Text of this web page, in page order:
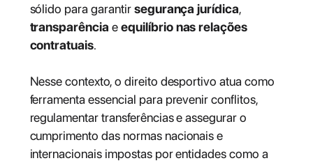
sólido para garantirsegurança jurídica,
transparência eequilíbrio nas relações
contratuais.
Nesse contexto, o direito desportivo atua como
ferramenta essencial para prevenir conflitos,
regulamentar transferências e assegurar o
cumprimento das normas nacionais e
internacionais impostas por entidades como a